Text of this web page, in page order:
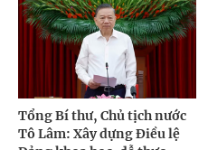
Tổng Bí thư, Chủ tịch nước
Tô Lâm: Xây dựng Điều lệ